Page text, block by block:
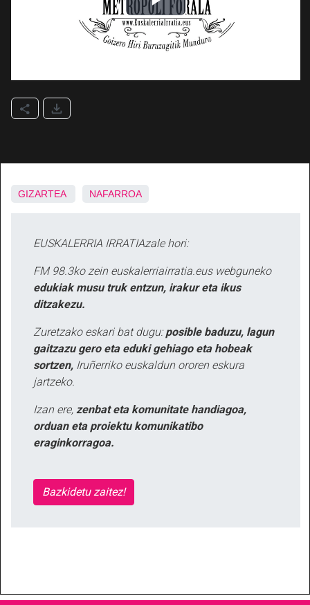
GIZARTEA NAFARROA
EUSKALERRIA IRRATIAzale hori:
FM 98.3ko zein euskalerriairratia.eus webguneko
edukiak musu truk entzun, irakur eta ikus
ditzakezu.
Zuretzako eskari bat dugu: posible baduzu, lagun
gaitzazu gero eta eduki gehiago eta hobeak
sortzen, Iruñerriko euskaldun ororen eskura
jartzeko.
Izan ere, zenbat eta komunitate handiagoa,
orduan eta proiektu komunikatibo
eraginkorragoa.
Bazkidetu zaitez!